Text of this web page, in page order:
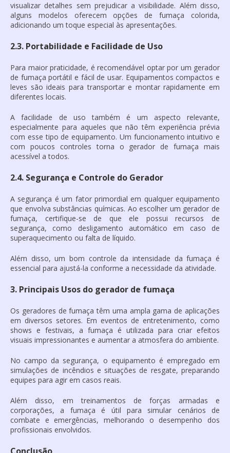
visualizar detalhes sem prejudicar a visibilidade. Além disso,
alguns modelos oferecem opções de fumaça colorida,
adicionando um toque especial às apresentações.
2.3. Portabilidade e Facilidade de Uso
Para maior praticidade, é recomendável optar por um gerador
de fumaça portátil e fácil de usar. Equipamentos compactos e
leves são ideais para transportar e montar rapidamente em
diferentes locais.
A facilidade de uso também é um aspecto relevante,
especialmente para aqueles que não têm experiência prévia
com esse tipo de equipamento. Um funcionamento intuitivo e
com poucos controles torna o gerador de fumaça mais
acessível a todos.
2.4. Segurança e Controle do Gerador
A segurança é um fator primordial em qualquer equipamento
que envolva substâncias químicas. Ao escolher um gerador de
fumaça, certifique-se de que ele possui recursos de
segurança, como desligamento automático em caso de
superaquecimento ou falta de líquido.
Além disso, um bom controle da intensidade da fumaça é
essencial para ajustá-la conforme a necessidade da atividade.
3. Principais Usos do gerador de fumaça
Os geradores de fumaça têm uma ampla gama de aplicações
em diversos setores. Em eventos de entretenimento, como
shows e festivais, a fumaça é utilizada para criar efeitos
visuais impressionantes e aumentar a atmosfera do ambiente.
No campo da segurança, o equipamento é empregado em
simulações de incêndios e situações de resgate, preparando
equipes para agir em casos reais.
Além disso, em treinamentos de forças armadas e
corporações, a fumaça é útil para simular cenários de
combate e emergências, melhorando o desempenho dos
profissionais envolvidos.
Conclusão